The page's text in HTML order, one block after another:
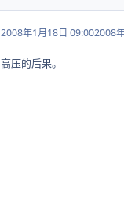
2008年1月18日 09:002008
高压的后果。